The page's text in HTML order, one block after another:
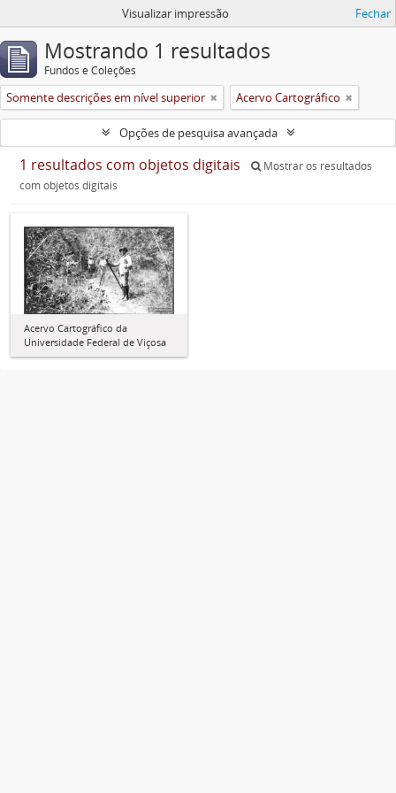
Visualizar impressão Fechar
Mostrando 1 resultados
Fundos e Coleções
Somente descrições em nível superior Acervo Cartográfico
Opções de pesquisa avançada
1 resultados com objetos digitais
Mostrar os resultados
com objetos digitais
Acervo Cartográfico da
Universidade Federal de Viçosa